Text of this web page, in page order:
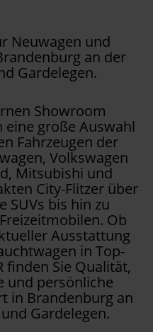
Neuwagen und
an der
Gardelegen.
Showroom
große Auswahl
Fahrzeugen der
Volkswagen
Mitsubishi und
City-Flitzer über
SUVs bis hin zu
Ob
Ausstattung
in Top-
finden Sie Qualität,
und persönliche
in Brandenburg an
Gardelegen.